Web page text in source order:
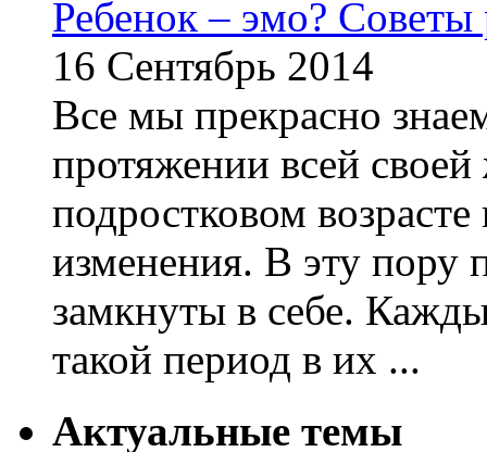
Ребенок – эмо? Советы
16 Сентябрь 2014
Все мы прекрасно
протяжении всей
подростковом
изменения. В эту пору
замкнуты в себе.
такой период в их ...
Актуальные темы